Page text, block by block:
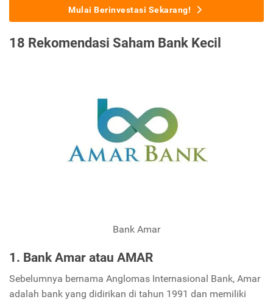
Mulai Berinvestasi Sekarang!
18 Rekomendasi Saham Bank Kecil
Bank Amar
1. Bank Amar atau AMAR
Sebelumnya bernama Anglomas Internasional Bank, Amar
adalah bank yang didirikan di tahun 1991 dan memiliki